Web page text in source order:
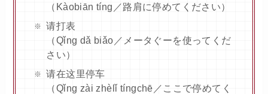
（Kàobiān tíng／路肩に停めてください）
请打表
（Qǐng dǎ biǎo／メータぐーを使ってくだ
さい）
请在这里停车
（Qǐng zài zhèlǐ tíngchē／ここで停めてく